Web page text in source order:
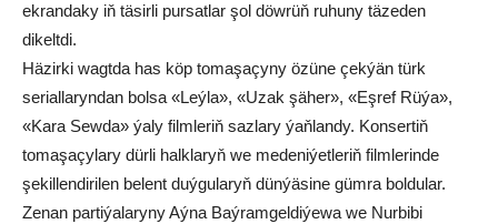
ekrandaky iň täsirli pursatlar şol döwrüň ruhuny täzeden
dikeltdi.
Häzirki wagtda has köp tomaşaçyny özüne çekýän türk
seriallaryndan bolsa «Leýla», «Uzak şäher», «Eşref Rüýa»,
«Kara Sewda» ýaly filmleriň sazlary ýaňlandy. Konsertiň
tomaşaçylary dürli halklaryň we medeniýetleriň filmlerinde
şekillendirilen belent duýgularyň dünýäsine gümra boldular.
Zenan partiýalaryny Aýna Baýramgeldiýewa we Nurbibi